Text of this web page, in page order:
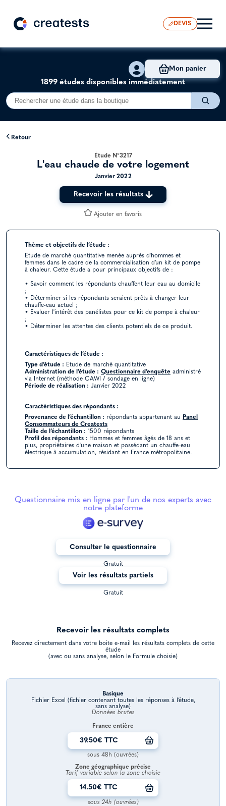
DEVIS
1899 études disponibles immédiatement
Mon panier
Retour
Étude N°3217
L'eau chaude de votre logement
Janvier 2022
Recevoir les résultats
Ajouter en favoris
Thème et objectifs de l’étude :
Etude de marché quantitative menée auprès d'hommes et
femmes dans le cadre de la commercialisation d’un kit de pompe
à chaleur. Cette étude a pour principaux objectifs de :
• Savoir comment les répondants chauffent leur eau au domicile
;
• Déterminer si les répondants seraient prêts à changer leur
chauffe-eau actuel ;
• Evaluer l'intérêt des panélistes pour ce kit de pompe à chaleur
;
• Déterminer les attentes des clients potentiels de ce produit.
Caractéristiques de l’étude :
Type d’étude : Etude de marché quantitative
Administration de l’étude : Questionnaire d’enquête administré
via Internet (méthode CAWI / sondage en ligne)
Période de réalisation : Janvier 2022
Caractéristiques des répondants :
Provenance de l’échantillon : répondants appartenant au Panel
Consommateurs de Creatests
Taille de l’échantillon : 1500 répondants
Profil des répondants : Hommes et femmes âgés de 18 ans et
plus, propriétaires d'une maison et possédant un chauffe-eau
électrique à accumulation, résidant en France métropolitaine.
Questionnaire mis en ligne par l'un de nos experts avec
notre plateforme
Consulter le questionnaire
Gratuit
Voir les résultats partiels
Gratuit
Recevoir les résultats complets
Recevez directement dans votre boite e-mail les résultats complets de cette
étude
(avec ou sans analyse, selon le Formule choisie)
Basique
Fichier Excel (fichier contenant toutes les réponses à l’étude,
sans analyse)
Données brutes
France entière
39.50€ TTC
sous 48h (ouvrées)
Zone géographique précise
Tarif variable selon la zone choisie
14.50€ TTC
sous 24h (ouvrées)